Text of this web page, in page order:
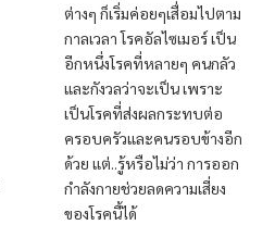
ต่างๆ ก็เริ่มค่อยๆเสื่อมไปตาม
กาลเวลา โรคอัลไซเมอร์ เป็น
อีกหนึ่งโรคที่หลายๆ คนกลัว
และกังวลว่าจะเป็น เพราะ
เป็นโรคที่ส่งผลกระทบต่อ
ครอบครัวและคนรอบข้างอีก
ด้วย แต่..รู้หรือไม่ว่า การออก
กำลังกายช่วยลดความเสี่ยง
ของโรคนี้ได้